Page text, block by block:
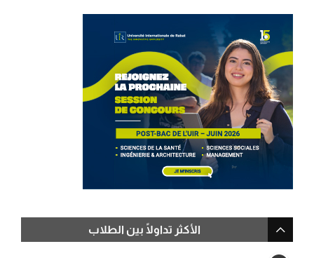
الأكثر تداولًا بين الطلاب